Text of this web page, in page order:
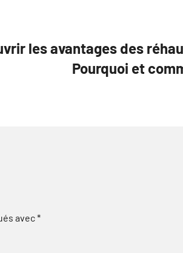
les avantages des
Pourquoi et
avec*